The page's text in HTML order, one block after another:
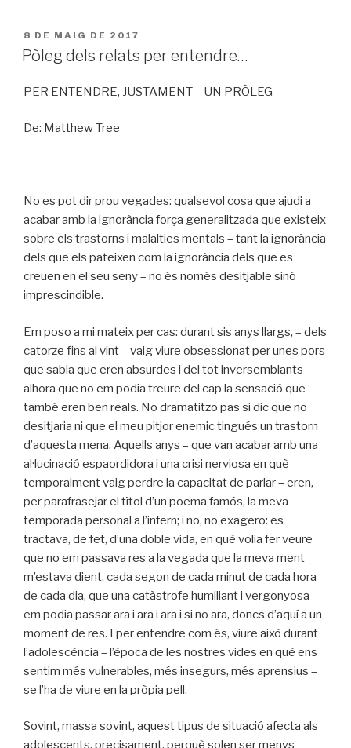
PUBLICAT
A
8 DE MAIG DE 2017
Pòleg dels relats per entendre…
PER ENTENDRE, JUSTAMENT – UN PRÒLEG
De: Matthew Tree
No es pot dir prou vegades: qualsevol cosa que ajudi a
acabar amb la ignorància força generalitzada que existeix
sobre els trastorns i malalties mentals – tant la ignorància
dels que els pateixen com la ignorància dels que es
creuen en el seu seny – no és només desitjable sinó
imprescindible.
Em poso a mi mateix per cas: durant sis anys llargs, – dels
catorze fins al vint – vaig viure obsessionat per unes pors
que sabia que eren absurdes i del tot inversemblants
alhora que no em podia treure del cap la sensació que
també eren ben reals. No dramatitzo pas si dic que no
desitjaria ni que el meu pitjor enemic tingués un trastorn
d’aquesta mena. Aquells anys – que van acabar amb una
al·lucinació espaordidora i una crisi nerviosa en què
temporalment vaig perdre la capacitat de parlar – eren,
per parafrasejar el tìtol d’un poema famós, la meva
temporada personal a l’infern; i no, no exagero: es
tractava, de fet, d’una doble vida, en què volia fer veure
que no em passava res a la vegada que la meva ment
m’estava dient, cada segon de cada minut de cada hora
de cada dia, que una catàstrofe humiliant i vergonyosa
em podia passar ara i ara i ara i si no ara, doncs d’aquí a un
moment de res. I per entendre com és, viure això durant
l’adolescència – l’època de les nostres vides en què ens
sentim més vulnerables, més insegurs, més aprensius –
se l’ha de viure en la pròpia pell.
Sovint, massa sovint, aquest tipus de situació afecta als
adolescents, precisament, perquè solen ser menys